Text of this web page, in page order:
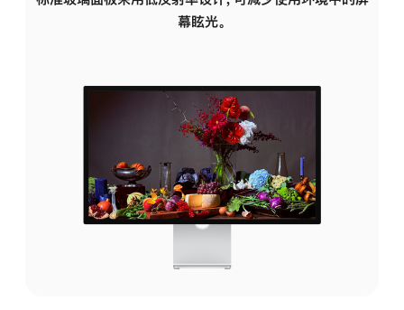
幕眩光。